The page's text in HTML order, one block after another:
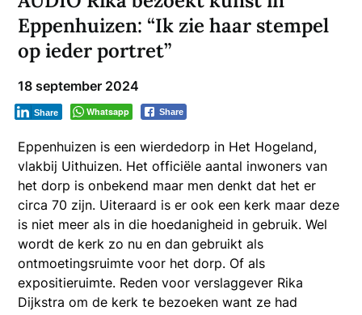
Eppenhuizen: “Ik zie haar stempel
op ieder portret”
18 september 2024
Whatsapp Share
Share
Eppenhuizen is een wierdedorp in Het Hogeland,
vlakbij Uithuizen. Het officiële aantal inwoners van
het dorp is onbekend maar men denkt dat het er
circa 70 zijn. Uiteraard is er ook een kerk maar deze
is niet meer als in die hoedanigheid in gebruik. Wel
wordt de kerk zo nu en dan gebruikt als
ontmoetingsruimte voor het dorp. Of als
expositieruimte. Reden voor verslaggever Rika
Dijkstra om de kerk te bezoeken want ze had